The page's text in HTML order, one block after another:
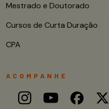
Mestrado e Doutorado
Cursos de Curta Duração
CPA
ACOMPANHE